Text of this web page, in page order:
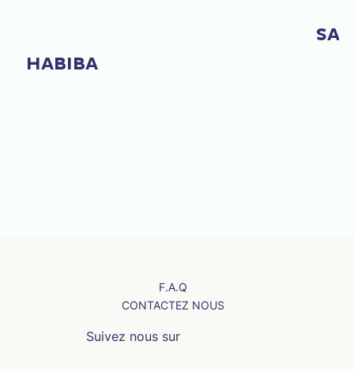
HABIBA
F.A.Q
CONTACTEZ NOUS
Suivez nous sur